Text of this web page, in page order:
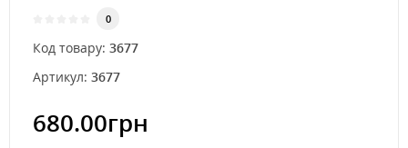
0
Код товару: 3677
Артикул: 3677
680.00грн